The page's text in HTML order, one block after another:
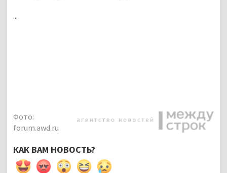
...
Фото:
forum.awd.ru
КАК ВАМ НОВОСТЬ?